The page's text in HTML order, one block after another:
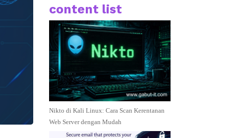
content list
Nikto di Kali Linux: Cara Scan Kerentanan
Web Server dengan Mudah